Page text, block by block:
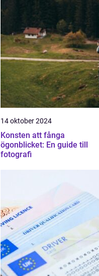
14 oktober 2024
Konsten att fånga
ögonblicket: En guide till
fotografi